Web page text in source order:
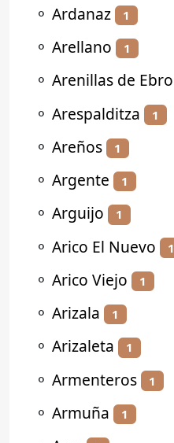
⚬ Ardanaz 1
⚬ Arellano 1
⚬ Arenillas de Ebro
⚬ Arespalditza 1
⚬ Areños 1
⚬ Argente 1
⚬ Arguijo 1
⚬ Arico El Nuevo 1
⚬ Arico Viejo 1
⚬ Arizala 1
⚬ Arizaleta 1
⚬ Armenteros 1
⚬ Armuña 1